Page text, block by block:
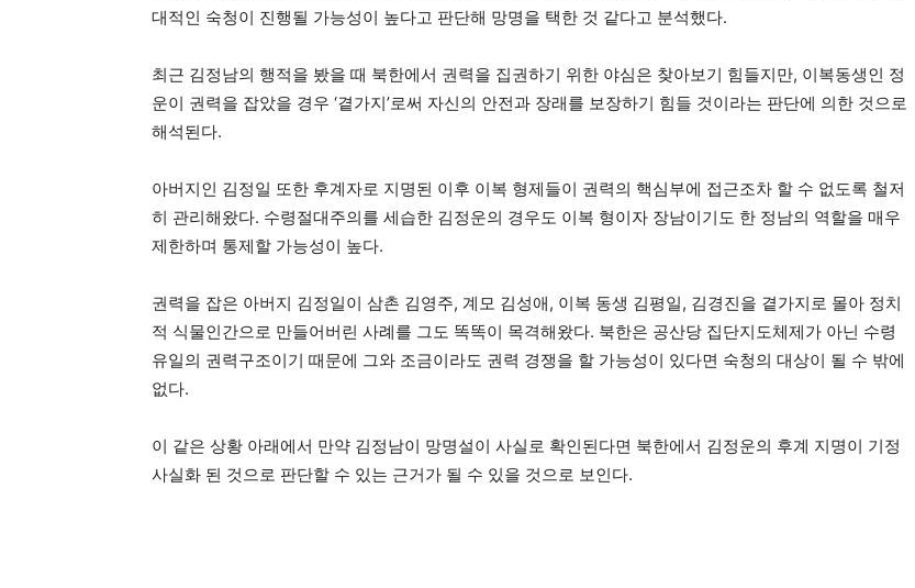
대적인 숙청이 진행될 가능성이 높다고 판단해 망명을 택한 것 같다고 분석했다.
최근 김정남의 행적을 봤을 때 북한에서 권력을 집권하기 위한 야심은 찾아보기 힘들지만, 이복동생인 정
운이 권력을 잡았을 경우 ‘곁가지’로써 자신의 안전과 장래를 보장하기 힘들 것이라는 판단에 의한 것으로
해석된다.
아버지인 김정일 또한 후계자로 지명된 이후 이복 형제들이 권력의 핵심부에 접근조차 할 수 없도록 철저
히 관리해왔다. 수령절대주의를 세습한 김정운의 경우도 이복 형이자 장남이기도 한 정남의 역할을 매우
제한하며 통제할 가능성이 높다.
권력을 잡은 아버지 김정일이 삼촌 김영주, 계모 김성애, 이복 동생 김평일, 김경진을 곁가지로 몰아 정치
적 식물인간으로 만들어버린 사례를 그도 똑똑이 목격해왔다. 북한은 공산당 집단지도체제가 아닌 수령
유일의 권력구조이기 때문에 그와 조금이라도 권력 경쟁을 할 가능성이 있다면 숙청의 대상이 될 수 밖에
없다.
이 같은 상황 아래에서 만약 김정남이 망명설이 사실로 확인된다면 북한에서 김정운의 후계 지명이 기정
사실화 된 것으로 판단할 수 있는 근거가 될 수 있을 것으로 보인다.